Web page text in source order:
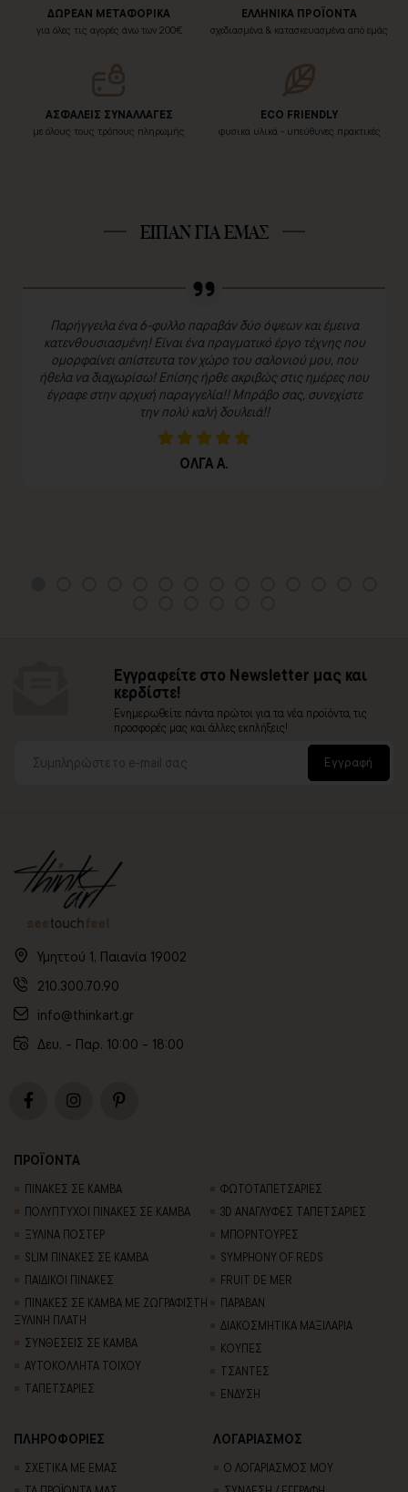
ΔΩΡΕΑΝ ΜΕΤΑΦΟΡΙΚΑ
για όλες τις αγορές άνω των 200€
ΕΛΛΗΝΙΚΑ ΠΡΟΪΟΝΤΑ
σχεδιασμένα & κατασκευασμένα από εμάς
ΑΣΦΑΛΕΙΣ ΣΥΝΑΛΛΑΓΕΣ
με όλους τους τρόπους πληρωμής
ECO FRIENDLY
φυσικά υλικά - υπεύθυνες πρακτικές
ΕΙΠΑΝ ΓΙΑ ΕΜΑΣ
Παρήγγειλα ένα 6-φυλλο παραβάν δύο όψεων και έμεινα
κατενθουσιασμένη! Είναι ένα πραγματικό έργο τέχνης που
ομορφαίνει απίστευτα τον χώρο του σαλονιού μου, που
ήθελα να διαχωρίσω! Επίσης ήρθε ακριβώς στις ημέρες που
έγραφε στην αρχική παραγγελία!! Μπράβο σας, συνεχίστε
την πολύ καλή δουλειά!!
ΟΛΓΑ Α.
Εγγραφείτε στο Newsletter μας και
κερδίστε!
Ενημερωθείτε πάντα πρώτοι για τα νέα προϊόντα, τις
προσφορές μας και άλλες εκπλήξεις!
Εγγραφή
Υμηττού 1, Παιανία 19002
210.300.70.90
info@thinkart.gr
Δευ. - Παρ. 10:00 - 18:00
ΠΡΟΪΟΝΤΑ
ΠΙΝΑΚΕΣ ΣΕ ΚΑΜΒΑ
ΠΟΛΥΠΤΥΧΟΙ ΠΙΝΑΚΕΣ ΣΕ ΚΑΜΒΑ
ΞΥΛΙΝΑ ΠΟΣΤΕΡ
SLIM ΠΙΝΑΚΕΣ ΣΕ ΚΑΜΒΑ
ΠΑΙΔΙΚΟΙ ΠΙΝΑΚΕΣ
ΠΙΝΑΚΕΣ ΣΕ ΚΑΜΒΑ ΜΕ ΖΩΓΡΑΦΙΣΤΗ
ΞΥΛΙΝΗ ΠΛΑΤΗ
ΣΥΝΘΕΣΕΙΣ ΣΕ ΚΑΜΒΑ
ΑΥΤΟΚΟΛΛΗΤΑ ΤΟΙΧΟΥ
TΑΠΕΤΣΑΡΙΕΣ
ΦΩΤΟΤΑΠΕΤΣΑΡΙΕΣ
3D AΝΑΓΛΥΦΕΣ TΑΠΕΤΣΑΡΙΕΣ
ΜΠΟΡΝΤΟΥΡΕΣ
SYMPHONY OF REDS
FRUIT DE MER
ΠΑΡΑΒΑΝ
ΔΙΑΚΟΣΜΗΤΙΚΑ ΜΑΞΙΛΑΡΙΑ
ΚΟΥΠΕΣ
ΤΣΑΝΤΕΣ
ΕΝΔΥΣΗ
ΠΛΗΡΟΦΟΡΙΕΣ
ΣΧΕΤΙΚΑ ΜΕ ΕΜΑΣ
ΛΟΓΑΡΙΑΣΜΟΣ
Ο ΛΟΓΑΡΙΑΣΜΟΣ ΜΟΥ